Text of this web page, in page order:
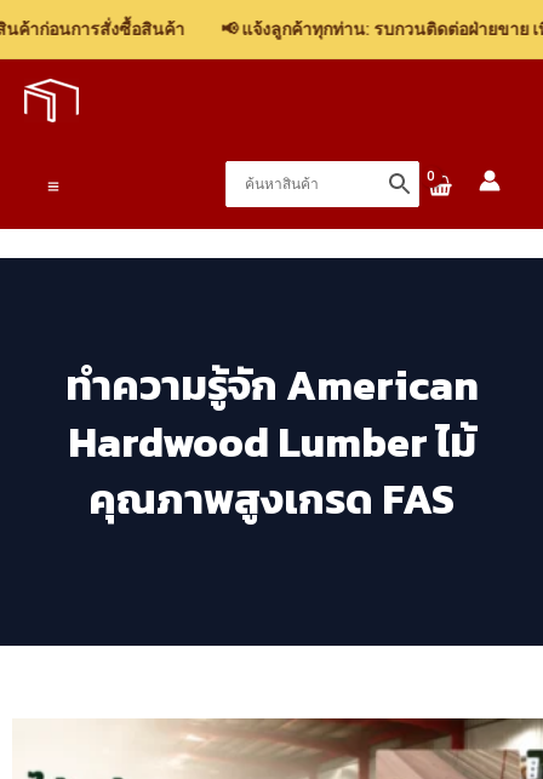
ก่อนการสั่งซื้อสินค้า 📢 แจ้งลูกค้าทุกท่าน: รบกวนติดต่อฝ่ายขาย เพื่
Menu
ทำความรู้จัก American
Hardwood Lumber ไม้
คุณภาพสูงเกรด FAS